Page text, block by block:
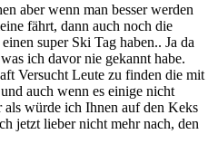
aber wenn man besser werden
fährt, dann auch noch die
super Ski Tag haben.. Ja da
ich davor nie gekannt habe.
Versucht Leute zu finden die mit
auch wenn es einige nicht
als würde ich Ihnen auf den Keks
jetzt lieber nicht mehr nach, den